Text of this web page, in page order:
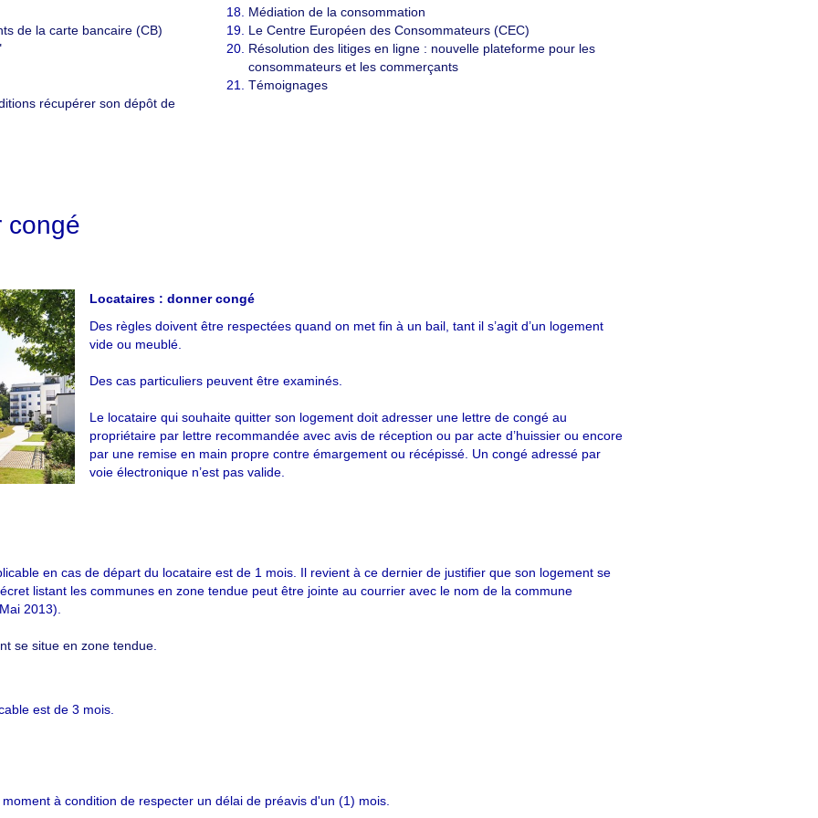
de la carte bancaire (CB)
récupérer son dépôt de
Médiation de la consommation
Le Centre Européen des Consommateurs (CEC)
Résolution des litiges en ligne : nouvelle plateforme pour les
consommateurs et les commerçants
Témoignages
congé
Locataires : donner congé
Des règles doivent être respectées quand on met fin à un bail, tant il s’agit d’un logement
vide ou meublé.
Des cas particuliers peuvent être examinés.
Le locataire qui souhaite quitter son logement doit adresser une lettre de congé au
propriétaire par lettre recommandée avec avis de réception ou par acte d’huissier ou encore
par une remise en main propre contre émargement ou récépissé. Un congé adressé par
voie électronique n’est pas valide.
en cas de départ du locataire est de 1 mois. Il revient à ce dernier de justifier que son logement se
listant les communes en zone tendue peut être jointe au courrier avec le nom de la commune
2013).
se situe en zone tendue
est de 3 mois.
à condition de respecter un délai de préavis d'un (1) mois.